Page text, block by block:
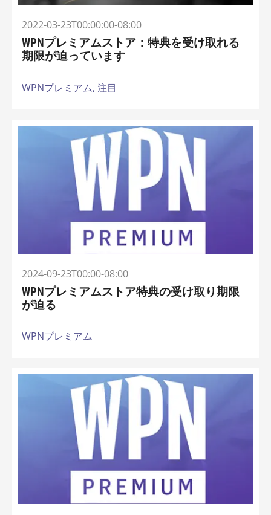
2022-03-23T00:00:00-08:00
WPNプレミアムストア：特典を受け取れる
期限が迫っています
WPNプレミアム, 注目
2024-09-23T00:00-08:00
WPNプレミアムストア特典の受け取り期限
が迫る
WPNプレミアム